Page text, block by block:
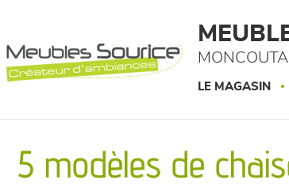
LE MAGASIN
5 modèles de